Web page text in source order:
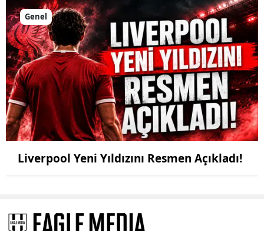
Genel
Liverpool Yeni Yıldızını Resmen Açıkladı!